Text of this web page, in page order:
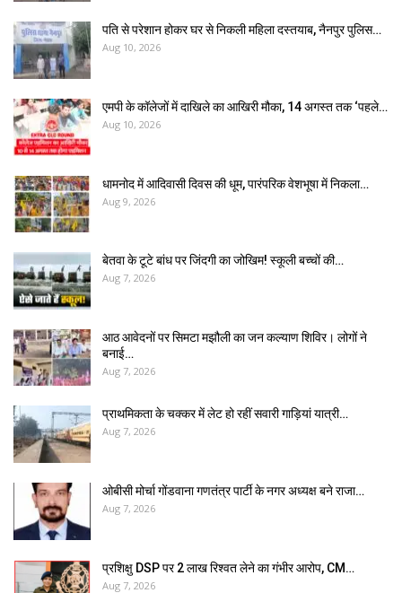
पति से परेशान होकर घर से निकली महिला दस्तयाब, नैनपुर पुलिस…
Aug 10, 2026
एमपी के कॉलेजों में दाखिले का आखिरी मौका, 14 अगस्त तक ‘पहले…
Aug 10, 2026
धामनोद में आदिवासी दिवस की धूम, पारंपरिक वेशभूषा में निकला…
Aug 9, 2026
बेतवा के टूटे बांध पर जिंदगी का जोखिम! स्कूली बच्चों की…
Aug 7, 2026
आठ आवेदनों पर सिमटा मझौली का जन कल्याण शिविर। लोगों ने
बनाई…
Aug 7, 2026
प्राथमिकता के चक्कर में लेट हो रहीं सवारी गाड़ियां यात्री…
Aug 7, 2026
ओबीसी मोर्चा गोंडवाना गणतंत्र पार्टी के नगर अध्यक्ष बने राजा…
Aug 7, 2026
प्रशिक्षु DSP पर ₹2 लाख रिश्वत लेने का गंभीर आरोप, CM…
Aug 7, 2026